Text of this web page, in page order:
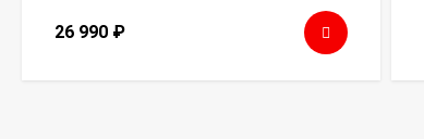
26 990 ₽